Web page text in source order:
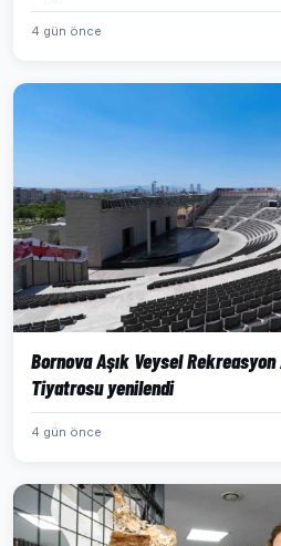
4 gün önce
Bornova Aşık Veysel Rekreasyon
Tiyatrosu yenilendi
4 gün önce